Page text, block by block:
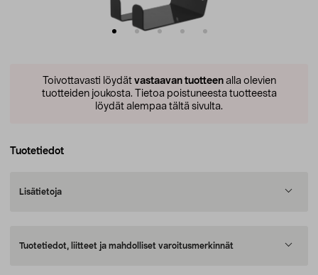
Toivottavasti löydät vastaavan tuotteenalla olevien
tuotteiden joukosta. Tietoa poistuneesta tuotteesta
löydät alempaa tältä sivulta.
Tuotetiedot
Lisätietoja
Tuotetiedot, liitteet ja mahdolliset varoitusmerkinnät